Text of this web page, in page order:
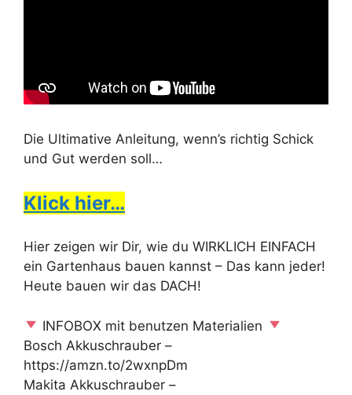
Die Ultimative Anleitung, wenn’s richtig Schick
und Gut werden soll…
Klick hier…
Hier zeigen wir Dir, wie du WIRKLICH EINFACH
ein Gartenhaus bauen kannst – Das kann jeder!
Heute bauen wir das DACH!
INFOBOX mit benutzen Materialien
Bosch Akkuschrauber –
https://amzn.to/2wxnpDm
Makita Akkuschrauber –